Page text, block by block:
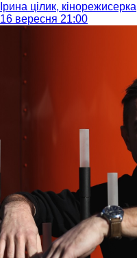
Ірина цілик, кінорежисерка
16 вересня 21:00